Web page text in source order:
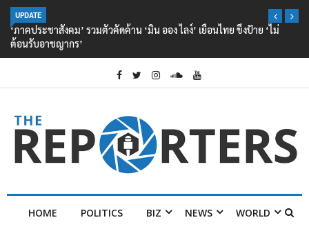
UPDATE
‘ภาคประชาสังคม’ รวมตัวคัดค้าน ‘มิน ออง ไลง์’ เยือนไทย ขึงป้าย ‘ไม่
ต้อนรับอาชญากร’
HOME POLITICS BIZ NEWS WORLD